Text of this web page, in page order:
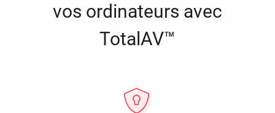
vos ordinateurs avec
TotalAV™